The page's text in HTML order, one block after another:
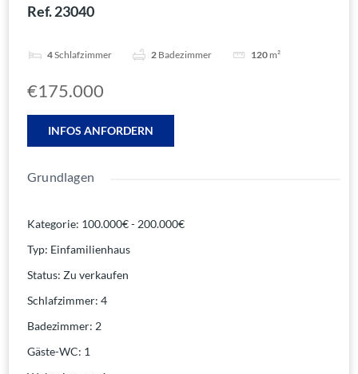
Ref. 23040
4Schlafzimmer 2 Badezimmer 120 m²
€175.000
INFOS ANFORDERN
Grundlagen
Kategorie: 100.000€ - 200.000€
Typ: Einfamilienhaus
Status: Zu verkaufen
Schlafzimmer: 4
Badezimmer: 2
Gäste-WC: 1